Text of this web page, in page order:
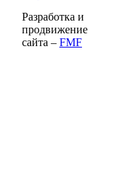
Разработка и
продвижение
сайта – FMF